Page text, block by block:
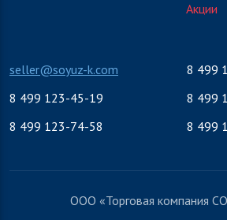
Акции
seller@soyuz-k.com
8 499
8 499 123-45-19
8 499
8 499 123-74-58
8 499
ООО «Торговая компания